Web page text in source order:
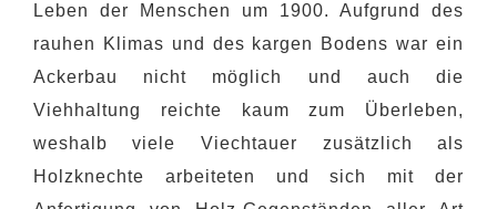
Leben der Menschen um 1900. Aufgrund des
rauhen Klimas und des kargen Bodens war ein
Ackerbau nicht möglich und auch die
Viehhaltung reichte kaum zum Überleben,
weshalb viele Viechtauer zusätzlich als
Holzknechte arbeiteten und sich mit der